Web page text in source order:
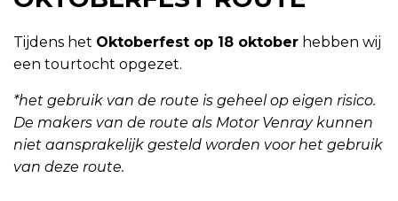
Tijdens het Oktoberfest op 18 oktober hebben wij
een tourtocht opgezet.
*het gebruik van de route is geheel op eigen risico.
De makers van de route als Motor Venray kunnen
niet aansprakelijk gesteld worden voor het gebruik
van deze route.